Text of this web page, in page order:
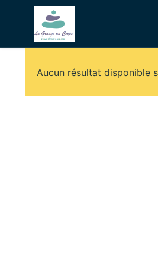
Aucun résultat disponible